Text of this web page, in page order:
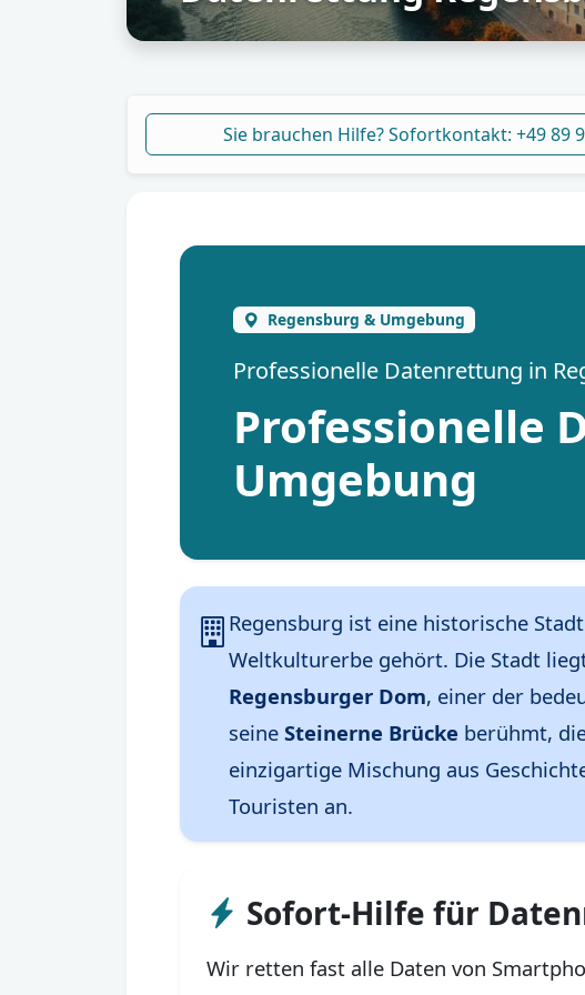
Sie brauchen Hilfe? Sofortkontakt: +49 89
Regensburg & Umgebung
Professionelle Datenrettung in
Professionelle
Umgebung
Regensburg ist eine historische
Weltkulturerbe gehört. Die Stadt
Regensburger Dom, einer der
seine Steinerne Brücke berühmt,
einzigartige Mischung aus
Touristen an.
Sofort-Hilfe für
Wir retten fast alle Daten von